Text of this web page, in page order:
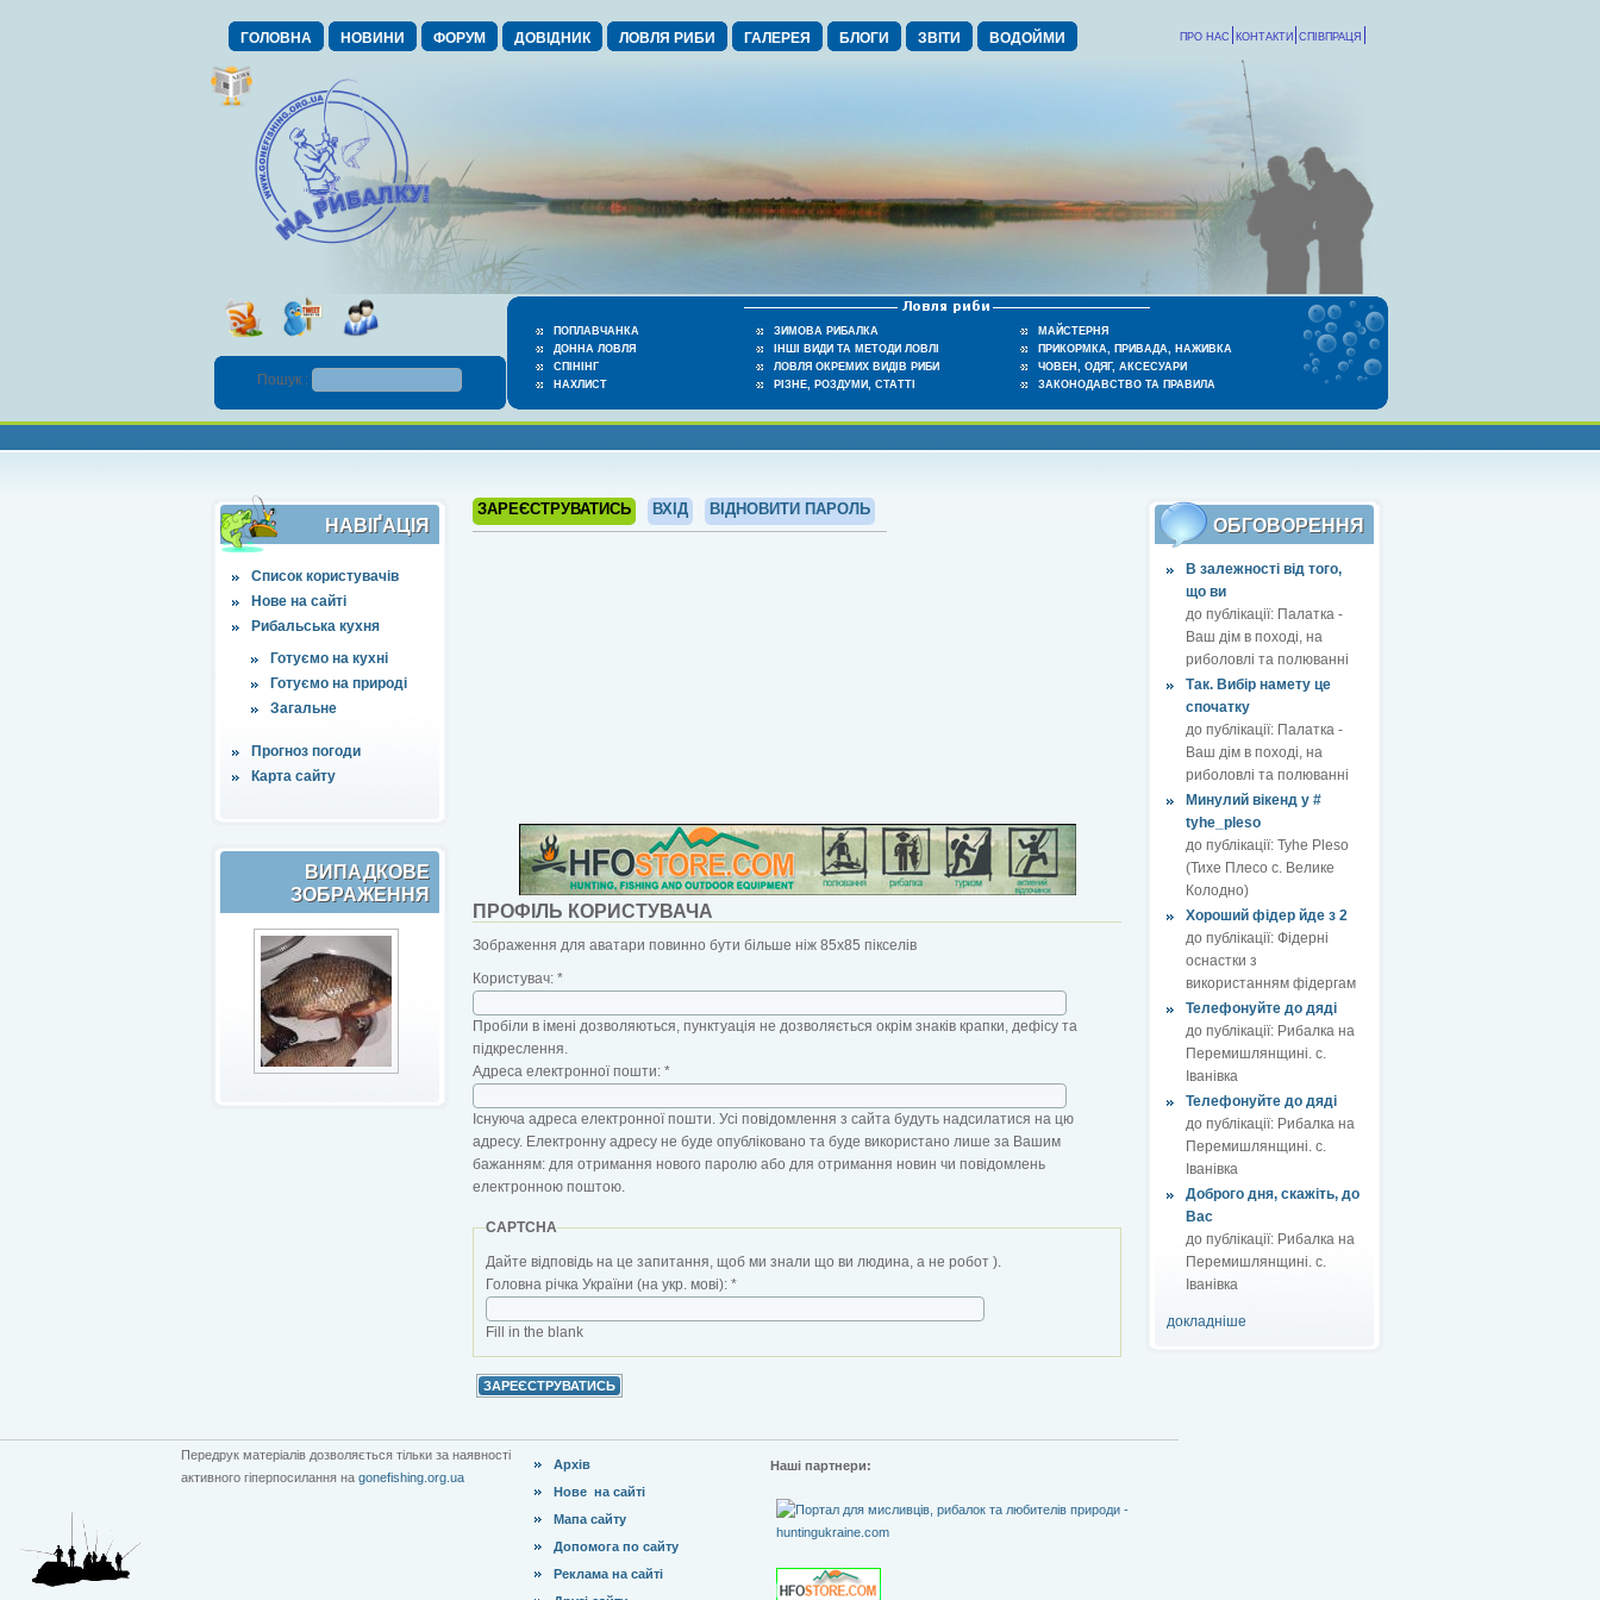
ГОЛОВНА НОВИНИ ФОРУМ ДОВІДНИК ЛОВЛЯ РИБИ ГАЛЕРЕЯ БЛОГИ ЗВІТИ ВОДОЙМИ СПІВПРАЦЯ
КОНТАКТИ
ПРО НАС
ПОПЛАВЧАНКА
ДОННА ЛОВЛЯ
СПІНІНГ
НАХЛИСТ
ЗИМОВА РИБАЛКА
ІНШІ ВИДИ ТА МЕТОДИ ЛОВЛІ
ЛОВЛЯ ОКРЕМИХ ВИДІВ РИБИ
РІЗНЕ, РОЗДУМИ, СТАТТІ
МАЙСТЕРНЯ
ПРИКОРМКА, ПРИВАДА, НАЖИВКА
ЧОВЕН, ОДЯГ, АКСЕСУАРИ
ЗАКОНОДАВСТВО ТА ПРАВИЛА
Пошук :
НАВІҐАЦІЯ
Список користувачів
Нове на сайті
Рибальська кухня
Готуємо на кухні
Готуємо на природі
Загальне
Прогноз погоди
Карта сайту
ВИПАДКОВЕ
ЗОБРАЖЕННЯ
ЗАРЕЄСТРУВАТИСЬ ВХІД ВІДНОВИТИ ПАРОЛЬ
ОБГОВОРЕННЯ
В залежності від того,
що ви
до публікації: Палатка -
Ваш дім в поході, на
риболовлі та полюванні
Так. Вибір намету це
спочатку
до публікації: Палатка -
Ваш дім в поході, на
риболовлі та полюванні
Минулий вікенд у #
tyhe_pleso
до публікації: Tyhe Pleso
(Тихе Плесо с. Велике
Колодно)
Хороший фідер йде з 2
до публікації: Фідерні
оснастки з
використанням фідергам
Телефонуйте до дяді
до публікації: Рибалка на
Перемишлянщині. с.
Іванівка
Телефонуйте до дяді
до публікації: Рибалка на
Перемишлянщині. с.
Іванівка
Доброго дня, скажіть, до
Вас
до публікації: Рибалка на
Перемишлянщині. с.
Іванівка
докладніше
ПРОФІЛЬ КОРИСТУВАЧА
Зображення для аватари повинно бути більше ніж 85x85 пікселів
Користувач: *
Пробіли в імені дозволяються, пунктуація не дозволяється окрім знаків крапки, дефісу та
підкреслення.
Адреса електронної пошти: *
Існуюча адреса електронної пошти. Усі повідомлення з сайта будуть надсилатися на цю
адресу. Електронну адресу не буде опубліковано та буде використано лише за Вашим
бажанням: для отримання нового паролю або для отримання новин чи повідомлень
електронною поштою.
CAPTCHA
Дайте відповідь на це запитання, щоб ми знали що ви людина, а не робот ).
Головна річка України (на укр. мові): *
Fill in the blank
Передрук матеріалів дозволяється тільки за наявності
активного гіперпосилання на gonefishing.org.ua
Архів
Нове на сайті
Мапа сайту
Допомога по сайту
Реклама на сайті
Наші партнери: